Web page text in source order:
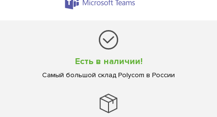
Есть в наличии!
Самый большой склад Polycom в России